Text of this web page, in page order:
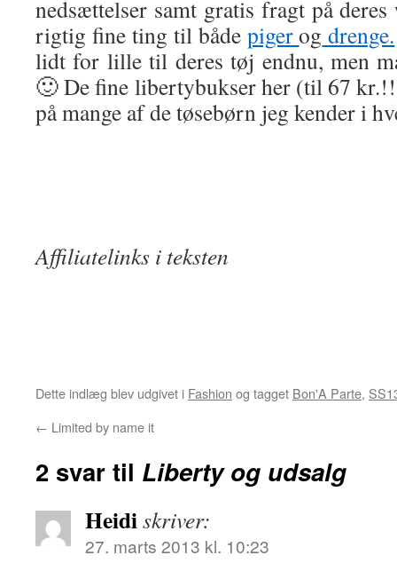
nedsættelser samt gratis fragt på
rigtig fine ting til både pigerog drenge.
lidt for lille til deres tøj endnu, men
🙂 De fine libertybukser her (til 67
på mange af de tøsebørn jeg kender i
Affiliatelinks i teksten
Dette indlæg blev udgivet i Fashion og tagget Bon'A Parte,
← Limited by name it
2 svar til Liberty og udsalg
Heidiskriver:
27. marts 2013 kl. 10:23